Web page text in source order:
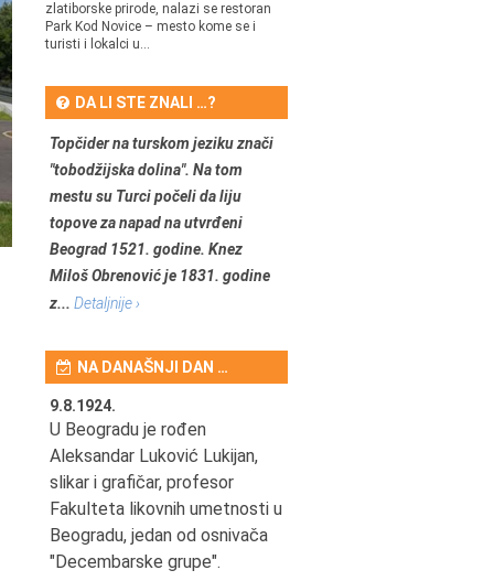
zlatiborske prirode, nalazi se restoran
Park Kod Novice – mesto kome se i
turisti i lokalci u...
DA LI STE ZNALI …?
Topčider na turskom jeziku znači
"tobodžijska dolina". Na tom
mestu su Turci počeli da liju
topove za napad na utvrđeni
Beograd 1521. godine. Knez
Miloš Obrenović je 1831. godine
z... Detaljnije ›
NA DANAŠNJI DAN …
9.8.1924.
U Beogradu je rođen
Aleksandar Luković Lukijan,
slikar i grafičar, profesor
Fakulteta likovnih umetnosti u
Beogradu, jedan od osnivača
"Decembarske grupe".